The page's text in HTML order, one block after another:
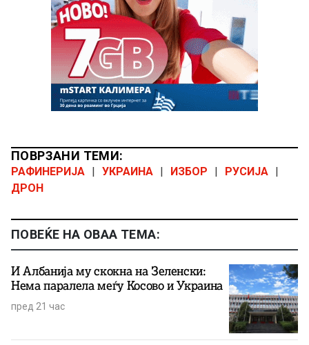
ПОВРЗАНИ ТЕМИ:
РАФИНЕРИЈА | УКРАИНА | ИЗБОР | РУСИЈА |
ДРОН
ПОВЕЌЕ НА ОВАА ТЕМА:
И Албанија му скокна на Зеленски:
Нема паралела меѓу Косово и Украина
пред 21 час